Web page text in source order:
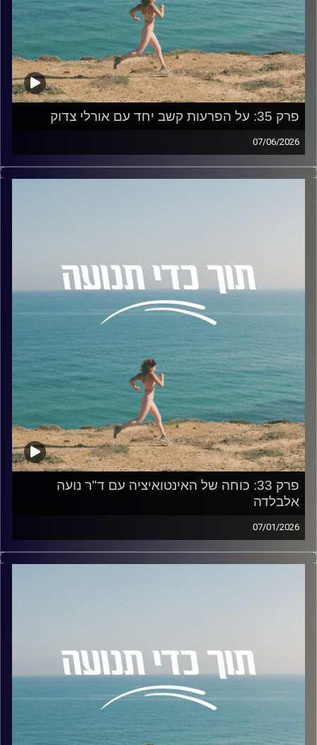
בסביבת העבודה.
• איך תיאוריית ההכוונה העצמית (SDT) באה לידי ביטוי בשטח ,
וכיצד ניתן למדוד ולעקוב אחר שינויים בהתנהגות מבלי לייצר
תחושה של שליטה, ובכך לשמור על תחושת האוטונומיה של
העובדים.
האזנה נעימה!
האוניברסיטה, בספוטיפיי ובכל אפליקציות הפודקאסטים
המוכרות.
פרק 35: על הפרעות קשב יחד עם אורלי צדוק
07/06/2026
בפרק זה אני צוללת לתוך עולם הפרעות הקשב יחד עם אורלי
צדוק.
לאנשים עם הפרעות קשב וכתבה שני ספרים מובילים בתחום:
"מלקות לחירות" ו"מורה מבוכים".
במהלך הפרק נשוחח על:
• מהם הדברים הכי חשובים שכל אדם עם הפרעת קשב,
והסביבה הקרובה אליו, צריכים לדעת.
• איך הפרעת הקשב משפיעה על בניית הזהות המקצועית שלנו
בצמתי דרכים משמעותיים.
• ניפוץ מיתוסים נפוצים ושגויים בנושא הפרעות קשב.
• טיפים פרקטיים להתנהלות יומיומית נכונה לצד ההפרעה: איך
לייצר סביבה תומכת, התנהלות מול מנהלים, ארגון הלו"ז, סידור
הבית ועוד.
• ואולי הכי חשוב – מהם היתרונות והכוחות הייחודיים שמגיעים
עם הפרעת הקשב?
האזנה נעימה, מיקה!
קרדיט תמונות:
פרק 33: כוחה של האינטואיציה עם ד"ר נועה
אלבלדה
07/01/2026
בפרק היום אנחנו צוללות לאחד הנושאים החמקמקים
והמרתקים ביותר בחוויה האנושית:אינטואיציה.
לשם כך הזמנתי לשיחה את ד"ר נעה אלבלדה , בעלת דוקטורט
במדעי המוח מאוניברסיטת תל אביב. נעה היא חברה בצוות
הפיתוח של תוכנית "בית ספר סגול" במרכז סגול למוח ותודעה
באוניברסיטת רייכמן, ומתמחה בהנגשת ידע מדעי פורץ דרך
לאנשי טיפול, חינוך ולקהל הרחב.